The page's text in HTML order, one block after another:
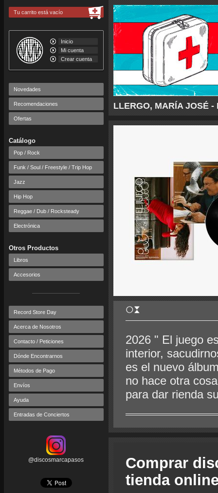
LLERGO, MARÍA JOSÉ -
Tu carrito está vacío
Inicio
Mi cuenta
Crear cuenta
Novedades
Recomendaciones
Ofertas
Catálogo
Pop / Rock
Funk / Soul / Freestyle / Trip Hop
Jazz
Hip Hop
Reggae / Dub / Rocksteady
Electrónica
Otros Productos
Libros
Accesorios
Record Store Day
Acerca de Nosotros
Contacto / Peticiones
Dónde Encontrarnos
Métodos de Pago
Envíos
Ayuda
Entradas de Conciertos
@discosmarcapasos
2026 " El juego
interior,
es el nuevo
no hace otra
para dar rienda
Comprar
tienda